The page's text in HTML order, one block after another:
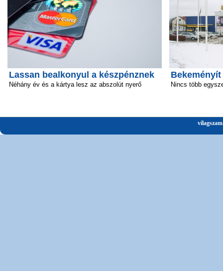
Lassan bealkonyul a készpénznek
Néhány év és a kártya lesz az abszolút nyerő
Bekeményít
Nincs több